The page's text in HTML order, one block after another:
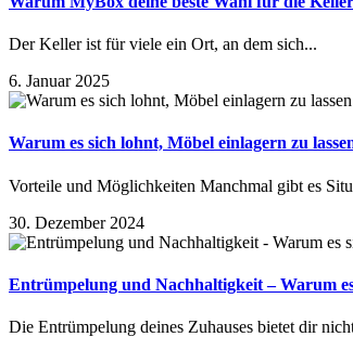
Der Keller ist für viele ein Ort, an dem sich...
6. Januar 2025
Warum es sich lohnt, Möbel einlagern zu
Vorteile und Möglichkeiten Manchmal gibt es
30. Dezember 2024
Entrümpelung und Nachhaltigkeit – Warum
Die Entrümpelung deines Zuhauses bietet dir